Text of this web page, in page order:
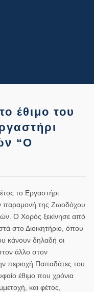
έθιμο του
“Ο
το Εργαστήρι
της Ζωοδόχου
Ο Χορός ξεκίνησε από
στο Διοικητήριο, όπου
κάνουν δηλαδή οι
άλλο στον
περιοχή Παπαδάτες του
έθιμο που χρόνια
και φέτος,